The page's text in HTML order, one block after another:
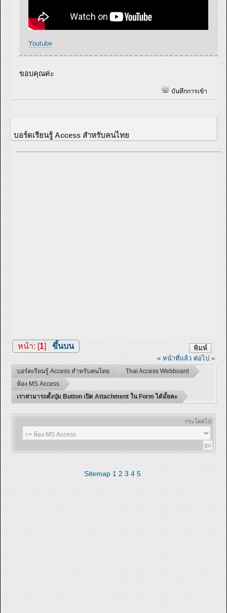
Youtube
ขอบคุณค่ะ
บันทึกการเข้า
บอร์ดเรียนรู้ Access สำหรับคนไทย
พิมพ์
หน้า: [1] ขึ้นบน
« หน้าที่แล้ว ต่อไป »
บอร์ดเรียนรู้ Access สำหรับคนไทย
Thai Access Webboard
ห้อง MS Access
เราสามารถตั้งปุ่ม Button เปิด Attachment ใน Form ได้มั้ยคะ
กระโดดไป:
Sitemap 1 2 3 4 5